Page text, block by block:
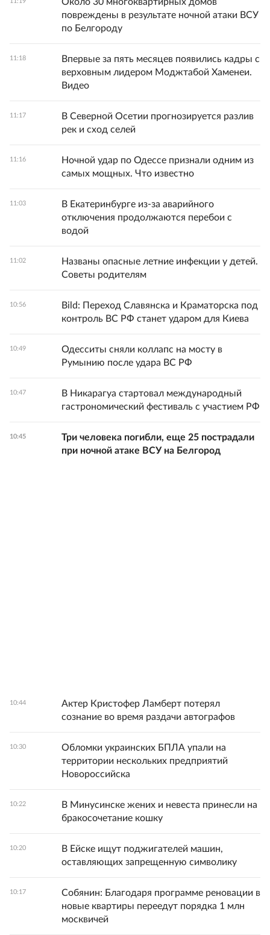
повреждены в результате ночной атаки ВСУ
по Белгороду
11:18
Впервые за пять месяцев появились кадры с
верховным лидером Моджтабой Хаменеи.
Видео
11:17
В Северной Осетии прогнозируется разлив
рек и сход селей
11:16
Ночной удар по Одессе признали одним из
самых мощных. Что известно
11:03
В Екатеринбурге из-за аварийного
отключения продолжаются перебои с
водой
11:02
Названы опасные летние инфекции у детей.
Советы родителям
10:56
Bild: Переход Славянска и Краматорска под
контроль ВС РФ станет ударом для Киева
10:49
Одесситы сняли коллапс на мосту в
Румынию после удара ВС РФ
10:47
В Никарагуа стартовал международный
гастрономический фестиваль с участием РФ
10:45
Три человека погибли, еще 25 пострадали
при ночной атаке ВСУ на Белгород
10:44
Актер Кристофер Ламберт потерял
сознание во время раздачи автографов
10:30
Обломки украинских БПЛА упали на
территории нескольких предприятий
Новороссийска
10:22
В Минусинске жених и невеста принесли на
бракосочетание кошку
10:20
В Ейске ищут поджигателей машин,
оставляющих запрещенную символику
10:17
Собянин: Благодаря программе реновации в
новые квартиры переедут порядка 1 млн
москвичей